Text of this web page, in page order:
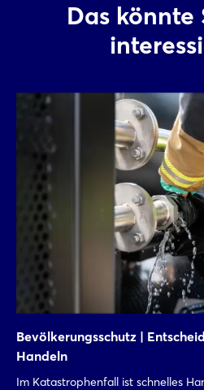
Das könnte
Bevölkerungsschutz |
Handeln
Im Katastrophenfall ist schnelles